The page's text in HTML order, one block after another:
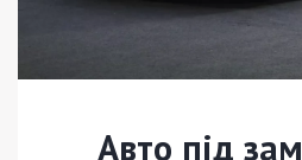
Авто під